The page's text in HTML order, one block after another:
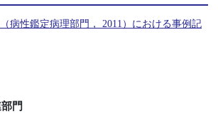
病性鑑定病理部門， 2011）における事例記
門